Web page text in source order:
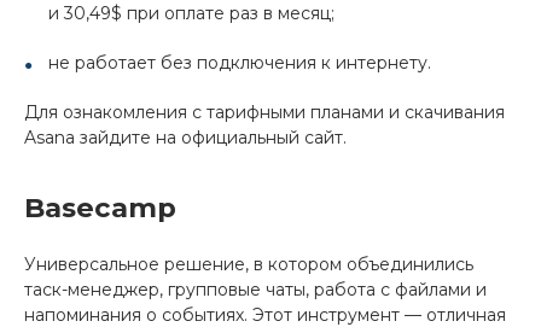
и 30,49$ при оплате раз в месяц;
не работает без подключения к интернету.
Для ознакомления с тарифными планами и скачивания
Asana зайдите на официальный сайт.
Basecamp
Универсальное решение, в котором объединились
таск-менеджер, групповые чаты, работа с файлами и
напоминания о событиях. Этот инструмент — отличная